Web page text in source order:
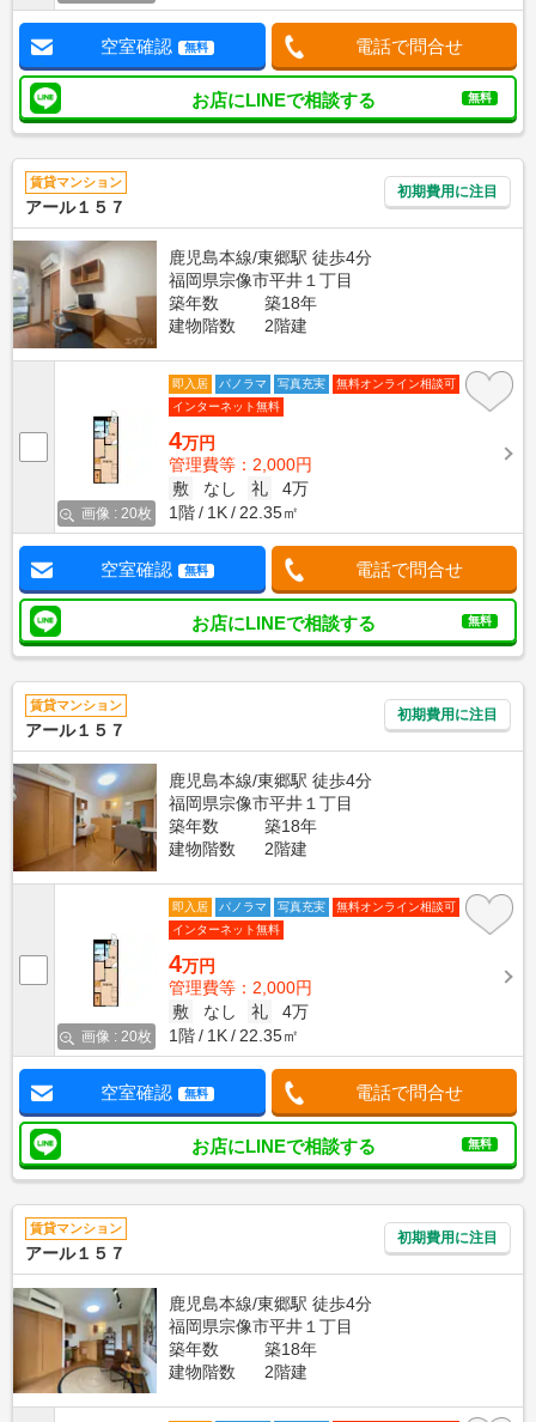
空室確認 無料 電話で問合せ
お店にLINEで相談する 無料
賃貸マンション
アール１５７
初期費用に注目
鹿児島本線/東郷駅 徒歩4分
福岡県宗像市平井１丁目
築年数
築18年
建物階数
2階建
画像 : 20枚
即入居 パノラマ 写真充実
無料オンライン相談可
インターネット無料
4万円
管理費等：2,000円
敷
なし 礼
4万
1階
1K 22.35㎡
空室確認 無料 電話で問合せ
お店にLINEで相談する 無料
賃貸マンション
アール１５７
初期費用に注目
鹿児島本線/東郷駅 徒歩4分
福岡県宗像市平井１丁目
築年数
築18年
建物階数
2階建
画像 : 20枚
即入居 パノラマ 写真充実
無料オンライン相談可
インターネット無料
4万円
管理費等：2,000円
敷
なし 礼
4万
1階
1K 22.35㎡
空室確認 無料 電話で問合せ
お店にLINEで相談する 無料
賃貸マンション
アール１５７
初期費用に注目
鹿児島本線/東郷駅 徒歩4分
福岡県宗像市平井１丁目
築年数
築18年
建物階数
2階建